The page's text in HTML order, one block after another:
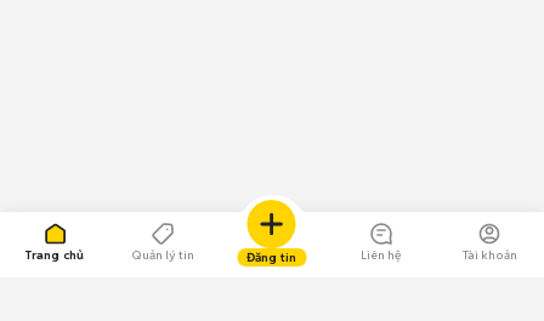
Trang chủ Quản lý tin Đăng tin Liên hệ Tài khoản